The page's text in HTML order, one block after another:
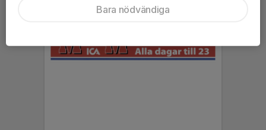
Bara nödvändiga